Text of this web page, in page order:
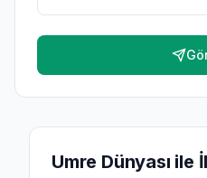
Umre Dünyası ile